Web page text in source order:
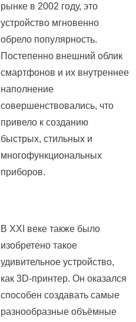
рынке в 2002 году, это
устройство мгновенно
обрело популярность.
Постепенно внешний облик
смартфонов и их внутреннее
наполнение
совершенствовались, что
привело к созданию
быстрых, стильных и
многофункциональных
приборов.
В ХХI веке также было
изобретено такое
удивительное устройство,
как 3D-принтер. Он оказался
способен создавать самые
разнообразные объёмные